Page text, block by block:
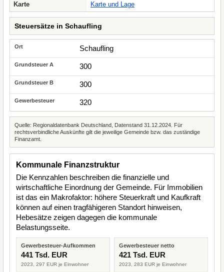
Karte
Karte und Lage
Steuersätze in Schaufling
Schaufling
300
300
320
Quelle: Regionaldatenbank Deutschland, Datenstand 31.12.2024. Für
rechtsverbindliche Auskünfte gilt die jeweilige Gemeinde bzw. das zuständige
Finanzamt.
Kommunale Finanzstruktur
Die Kennzahlen beschreiben die finanzielle und
wirtschaftliche Einordnung der Gemeinde. Für Immobilien
ist das ein Makrofaktor: höhere Steuerkraft und Kaufkraft
können auf einen tragfähigeren Standort hinweisen,
Hebesätze zeigen dagegen die kommunale
Belastungsseite.
Gewerbesteuer-Aufkommen
441 Tsd. EUR
2023, 297 EUR je Einwohner
Gewerbesteuer netto
421 Tsd. EUR
2023, 283 EUR je Einwohner